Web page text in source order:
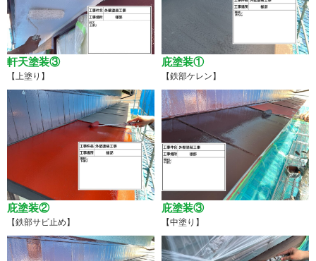
軒天塗装③
【上塗り】
庇塗装①
【鉄部ケレン】
庇塗装②
【鉄部サビ止め】
庇塗装③
【中塗り】